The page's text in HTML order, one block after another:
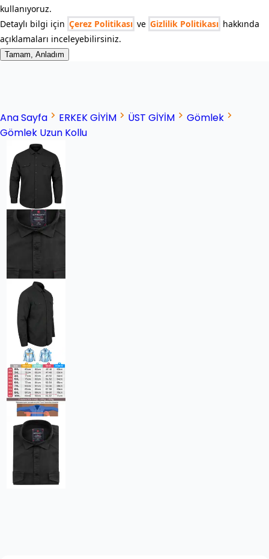
kullanıyoruz.
Detaylı bilgi için Çerez Politikası ve Gizlilik Politikası hakkında
açıklamaları inceleyebilirsiniz.
Tamam, Anladım
Ana Sayfa ERKEK GİYİM ÜST GİYİM
Gömlek
Gömlek Uzun Kollu